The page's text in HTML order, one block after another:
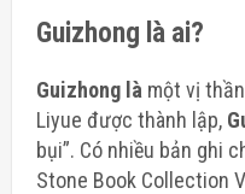
Guizhong là ai?
Guizhong là một vị
Liyue được thành lập,
bụi”. Có nhiều bản ghi
Stone Book Collection